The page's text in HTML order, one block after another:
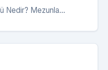
Nedir? Mezunla...